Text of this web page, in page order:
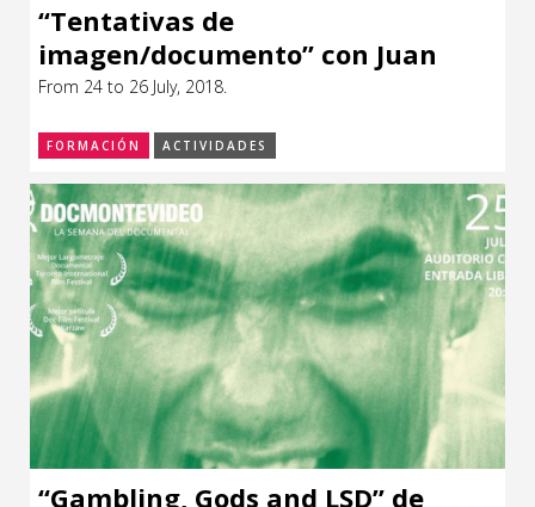
“Tentativas de
imagen/documento” con Juan
Barja, director del CBA de Madrid
From 24 to 26 July, 2018.
FORMACIÓN ACTIVIDADES
“Gambling, Gods and LSD” de